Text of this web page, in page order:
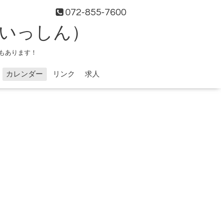
072-855-7600
っしん）
あります！
カレンダー リンク 求人